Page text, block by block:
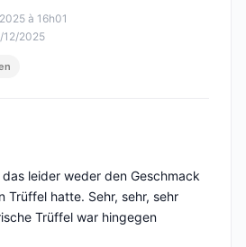
à 16h01
12/2025
5
leider weder den Geschmack
Trüffel hatte. Sehr, sehr, sehr
Trüffel war hingegen